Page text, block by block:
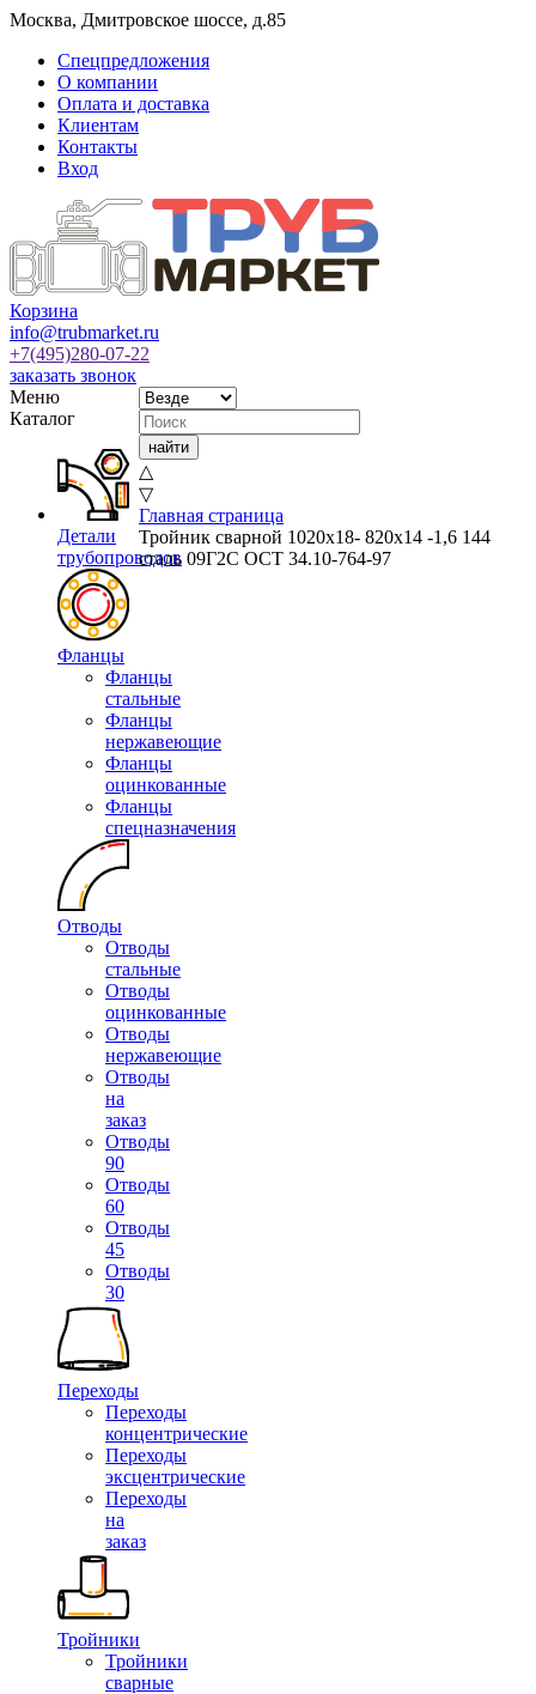
Москва, Дмитровское шоссе, д.85
Спецпредложения
О компании
Оплата и доставка
Клиентам
Контакты
Вход
Корзина
info@trubmarket.ru
+7(495)280-07-22
заказать звонок
Меню
Каталог
Детали
трубопроводов
Фланцы
Фланцы
стальные
Фланцы
нержавеющие
Фланцы
оцинкованные
Фланцы
спецназначения
Отводы
Отводы
стальные
Отводы
оцинкованные
Отводы
нержавеющие
Отводы
на
заказ
Отводы
90
Отводы
60
Отводы
45
Отводы
30
Переходы
Переходы
концентрические
Переходы
эксцентрические
Переходы
на
заказ
Тройники
Тройники
сварные
△
▽
Главная страница
Тройник сварной 1020х18- 820х14 -1,6 144
сталь 09Г2С ОСТ 34.10-764-97